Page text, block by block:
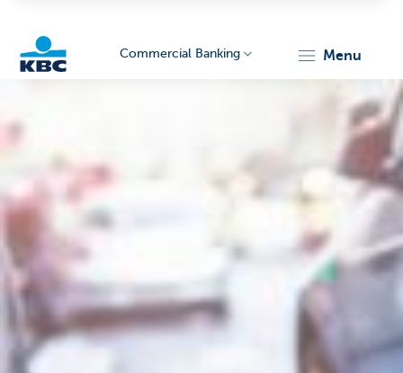
Commercial Banking menu